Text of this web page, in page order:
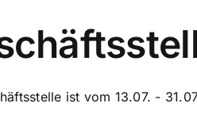
ist vom 13.07. -